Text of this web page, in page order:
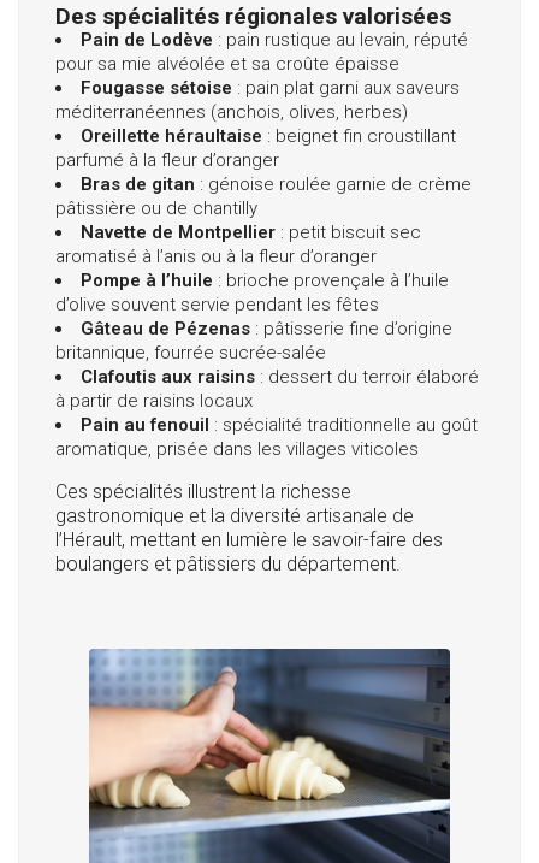
Des spécialités régionales valorisées
Pain de Lodève : pain rustique au levain, réputé
pour sa mie alvéolée et sa croûte épaisse
Fougasse sétoise : pain plat garni aux saveurs
méditerranéennes (anchois, olives, herbes)
Oreillette héraultaise : beignet fin croustillant
parfumé à la fleur d’oranger
Bras de gitan : génoise roulée garnie de crème
pâtissière ou de chantilly
Navette de Montpellier : petit biscuit sec
aromatisé à l’anis ou à la fleur d’oranger
Pompe à l’huile : brioche provençale à l’huile
d’olive souvent servie pendant les fêtes
Gâteau de Pézenas : pâtisserie fine d’origine
britannique, fourrée sucrée-salée
Clafoutis aux raisins : dessert du terroir élaboré
à partir de raisins locaux
Pain au fenouil : spécialité traditionnelle au goût
aromatique, prisée dans les villages viticoles
Ces spécialités illustrent la richesse
gastronomique et la diversité artisanale de
l’Hérault, mettant en lumière le savoir-faire des
boulangers et pâtissiers du département.